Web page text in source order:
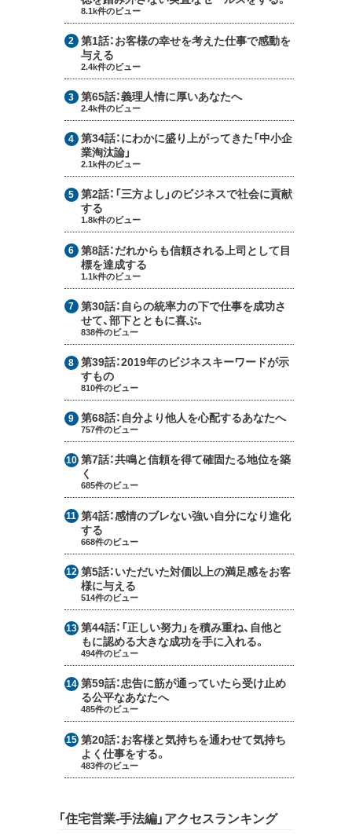
8.1k件のビュー
第1話：お客様の幸せを考えた仕事で感動を
与える
2.4k件のビュー
第65話：義理人情に厚いあなたへ
2.4k件のビュー
第34話：にわかに盛り上がってきた「中小企
業淘汰論」
2.1k件のビュー
第2話： 「三方よし」のビジネスで社会に貢献
する
1.8k件のビュー
第8話：だれからも信頼される上司として目
標を達成する
1.1k件のビュー
第30話： 自らの統率力の下で仕事を成功さ
せて、部下とともに喜ぶ。
838件のビュー
第39話：2019年のビジネスキーワードが示
すもの
810件のビュー
第68話： 自分より他人を心配するあなたへ
757件のビュー
第7話：共鳴と信頼を得て確固たる地位を築
く
685件のビュー
第4話：感情のブレない強い自分になり進化
する
668件のビュー
第5話：いただいた対価以上の満足感をお客
様に与える
514件のビュー
第44話： 「正しい努力」を積み重ね、自他と
もに認める大きな成功を手に入れる。
494件のビュー
第59話：忠告に筋が通っていたら受け止め
る公平なあなたへ
485件のビュー
第20話：お客様と気持ちを通わせて気持ち
よく仕事をする。
483件のビュー
「住宅営業-手法編」アクセスランキング